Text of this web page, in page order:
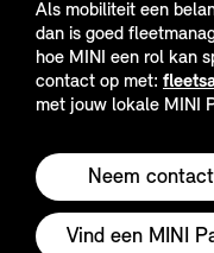
Als mobiliteit een
dan is goed
hoe MINI een rol kan
contact op met:
met jouw lokale MINI
Neem
Vind een MINI